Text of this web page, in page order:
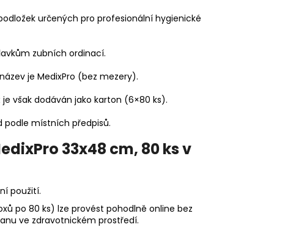
určených pro profesionální hygienické
zubních ordinací.
je MedixPro (bez mezery).
však dodáván jako karton (6×80 ks).
podle místních předpisů.
33x48 cm, 80 ks v
použití.
po 80 ks) lze provést pohodlně online bez
ve zdravotnickém prostředí.